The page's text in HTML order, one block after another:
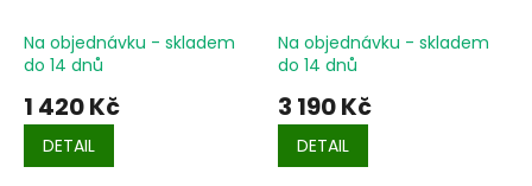
Na objednávku - skladem
do 14 dnů
1 420 Kč
DETAIL
Na objednávku - skladem
do 14 dnů
3 190 Kč
DETAIL